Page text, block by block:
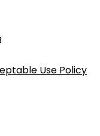
Use Policy